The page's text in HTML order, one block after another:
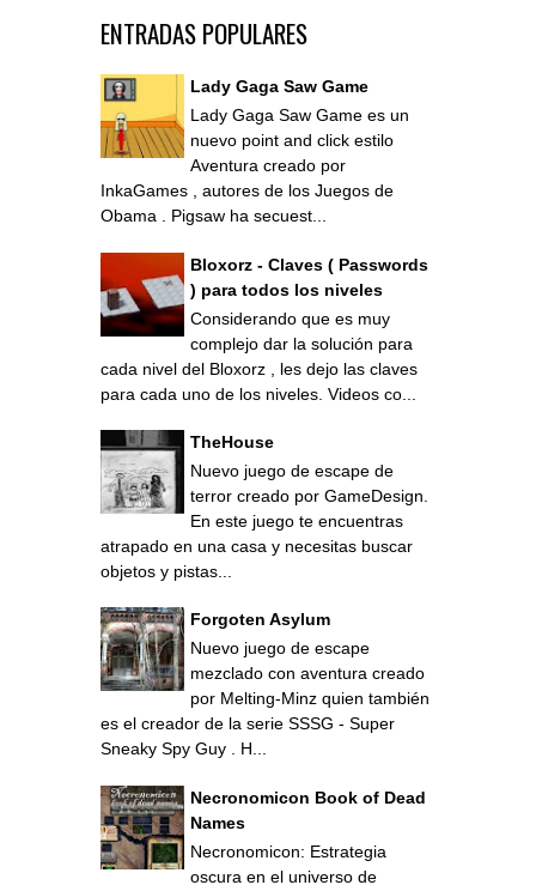
ENTRADAS POPULARES
Lady Gaga Saw Game
Lady Gaga Saw Game es un
nuevo point and click estilo
Aventura creado por
InkaGames , autores de los Juegos de
Obama . Pigsaw ha secuest...
Bloxorz - Claves ( Passwords
) para todos los niveles
Considerando que es muy
complejo dar la solución para
cada nivel del Bloxorz , les dejo las claves
para cada uno de los niveles. Videos co...
TheHouse
Nuevo juego de escape de
terror creado por GameDesign.
En este juego te encuentras
atrapado en una casa y necesitas buscar
objetos y pistas...
Forgoten Asylum
Nuevo juego de escape
mezclado con aventura creado
por Melting-Minz quien también
es el creador de la serie SSSG - Super
Sneaky Spy Guy . H...
Necronomicon Book of Dead
Names
Necronomicon: Estrategia
oscura en el universo de